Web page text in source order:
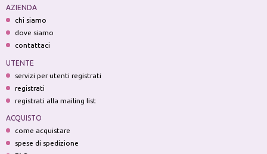
AZIENDA
chi siamo
dove siamo
contattaci
UTENTE
servizi per utenti registrati
registrati
registrati alla mailing list
ACQUISTO
come acquistare
spese di spedizione